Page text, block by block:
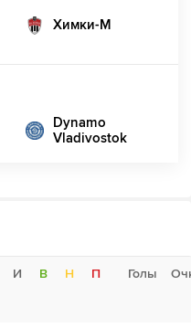
Химки-М
Dynamo
Vladivostok
И В Н П Голы